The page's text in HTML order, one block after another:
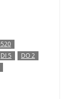
DI 5
DO 2